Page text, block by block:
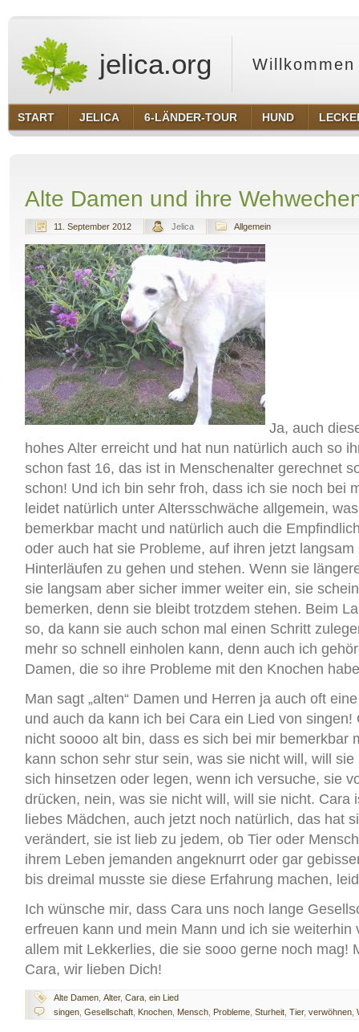
jelica.org
START JELICA 6-LÄNDER-TOUR HUND
Alte Damen und ihre
11. September 2012 Jelica Allgemein
Ja, auch
hohes Alter erreicht und hat nun natürlich auch so
schon fast 16, das ist in Menschenalter gerechnet
schon! Und ich bin sehr froh, dass ich sie noch bei
leidet natürlich unter Altersschwäche allgemein,
bemerkbar macht und natürlich auch die
oder auch hat sie Probleme, auf ihren jetzt langsam
Hinterläufen zu gehen und stehen. Wenn sie
sie langsam aber sicher immer weiter ein, sie
bemerken, denn sie bleibt trotzdem stehen. Beim
so, da kann sie auch schon mal einen Schritt
mehr so schnell einholen kann, denn auch ich
Damen, die so ihre Probleme mit den Knochen
Man sagt „alten“ Damen und Herren ja auch oft
und auch da kann ich bei Cara ein Lied von singen!
nicht soooo alt bin, dass es sich bei mir bemerkbar
kann schon sehr stur sein, was sie nicht will, will
sich hinsetzen oder legen, wenn ich versuche, sie
drücken, nein, was sie nicht will, will sie nicht. Cara
liebes Mädchen, auch jetzt noch natürlich, das hat
verändert, sie ist lieb zu jedem, ob Tier oder
ihrem Leben jemanden angeknurrt oder gar
bis dreimal musste sie diese Erfahrung machen,
Ich wünsche mir, dass Cara uns noch lange
erfreuen kann und mein Mann und ich sie weiterhin
allem mit Lekkerlies, die sie sooo gerne noch mag!
Cara, wir lieben Dich!
Alte Damen Alter, Cara ein Lied
singen Gesellschaft Knochen Mensch Probleme Sturheit Tier, verwöhnen